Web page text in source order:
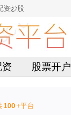
资炒股
股票开户
100+平台